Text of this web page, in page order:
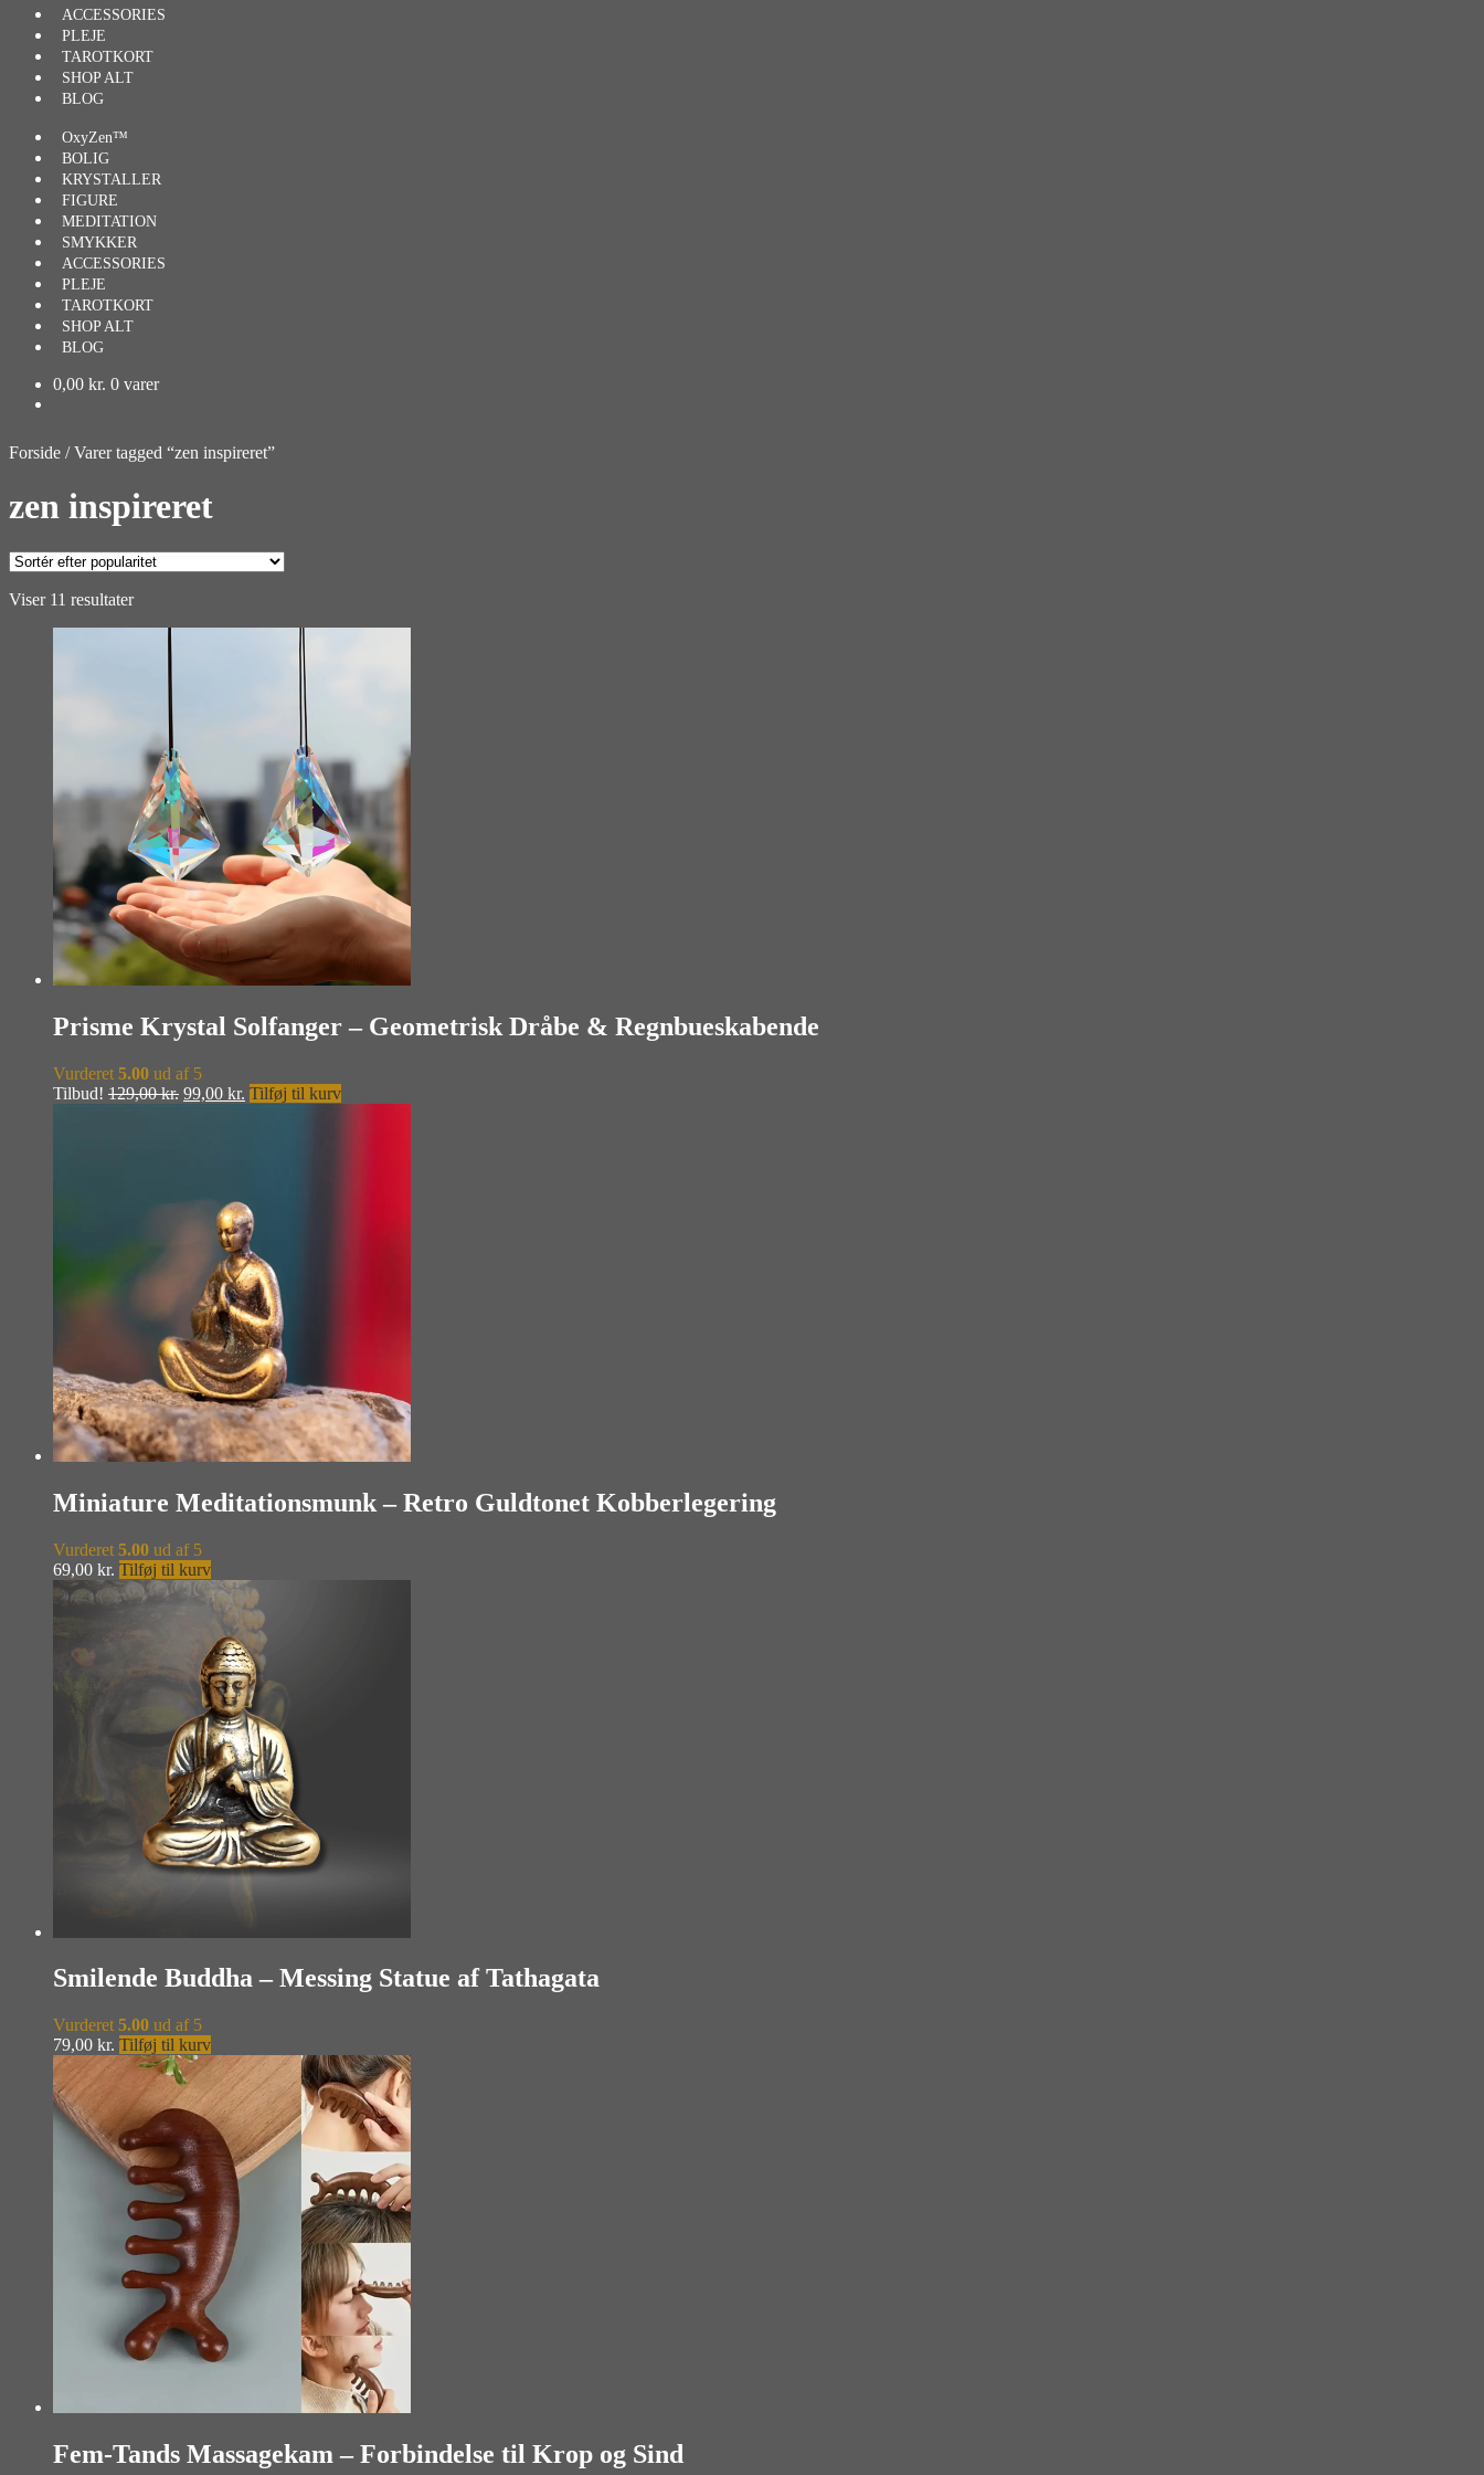
ACCESSORIES
PLEJE
TAROTKORT
SHOP ALT
BLOG
OxyZen™
BOLIG
KRYSTALLER
FIGURE
MEDITATION
SMYKKER
ACCESSORIES
PLEJE
TAROTKORT
SHOP ALT
BLOG
0,00 kr. 0 varer
Forside /Varer tagged “zen inspireret”
zen inspireret
Viser 11 resultaterSorteret
popularitet
Prisme Krystal Solfanger – Geometrisk Dråbe & Regnbueskabende
Vurderet 5.00 ud af 5
Tilbud! 129,00kr. Den
99,00 kr. Den
Tilføj til kurv
Miniature Meditationsmunk – Retro Guldtonet Kobberlegering
Vurderet 5.00 ud af 5
69,00 kr. Tilføj til kurv
Smilende Buddha – Messing Statue af Tathagata
Vurderet 5.00 ud af 5
79,00 kr. Tilføj til kurv
Fem-Tands Massagekam – Forbindelse til Krop og Sind